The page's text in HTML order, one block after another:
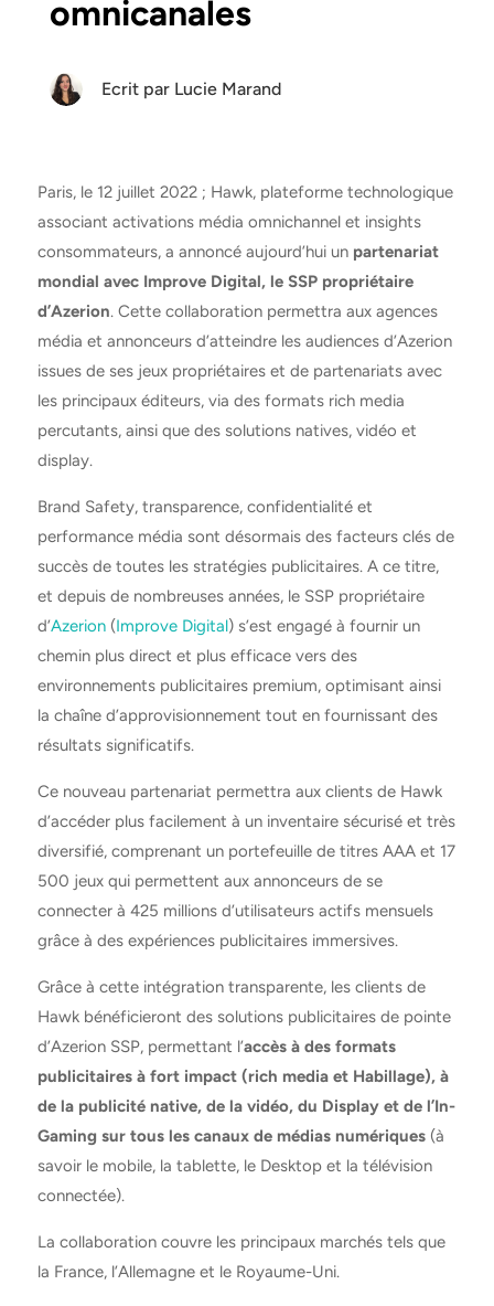
omnicanales
Ecrit par Lucie Marand
Paris, le 12 juillet 2022 ; Hawk, plateforme technologique
associant activations média omnichannel et insights
consommateurs, a annoncé aujourd’hui un partenariat
mondial avec Improve Digital, le SSP propriétaire
d’Azerion. Cette collaboration permettra aux agences
média et annonceurs d’atteindre les audiences d’Azerion
issues de ses jeux propriétaires et de partenariats avec
les principaux éditeurs, via des formats rich media
percutants, ainsi que des solutions natives, vidéo et
display.
Brand Safety, transparence, confidentialité et
performance média sont désormais des facteurs clés de
succès de toutes les stratégies publicitaires. A ce titre,
et depuis de nombreuses années, le SSP propriétaire
d’Azerion(Improve Digital) s’est engagé à fournir un
chemin plus direct et plus efficace vers des
environnements publicitaires premium, optimisant ainsi
la chaîne d’approvisionnement tout en fournissant des
résultats significatifs.
Ce nouveau partenariat permettra aux clients de Hawk
d’accéder plus facilement à un inventaire sécurisé et très
diversifié, comprenant un portefeuille de titres AAA et 17
500 jeux qui permettent aux annonceurs de se
connecter à 425 millions d’utilisateurs actifs mensuels
grâce à des expériences publicitaires immersives.
Grâce à cette intégration transparente, les clients de
Hawk bénéficieront des solutions publicitaires de pointe
d’Azerion SSP, permettant l’accès à des formats
publicitaires à fort impact (rich media et Habillage), à
de la publicité native, de la vidéo, du Display et de l’In-
Gaming sur tous les canaux de médias numériques(à
savoir le mobile, la tablette, le Desktop et la télévision
connectée).
La collaboration couvre les principaux marchés tels que
la France, l’Allemagne et le Royaume-Uni.